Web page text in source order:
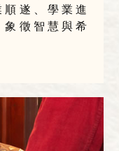
遂、學業進
徵智慧與希